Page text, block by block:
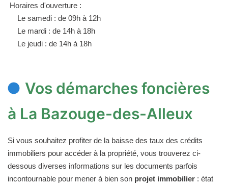
Horaires d'ouverture :
Le samedi : de 09h à 12h
Le mardi : de 14h à 18h
Le jeudi : de 14h à 18h
Vos démarches foncières
à La Bazouge-des-Alleux
Si vous souhaitez profiter de la baisse des taux des crédits
immobiliers pour accéder à la propriété, vous trouverez ci-
dessous diverses informations sur les documents parfois
incontournable pour mener à bien son projet immobilier : état